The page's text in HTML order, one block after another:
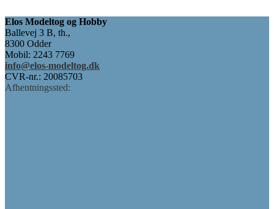
Elos Modeltog og Hobby
Ballevej 3 B, th.,
8300 Odder
Mobil: 2243 7769
info@elos-modeltog.dk
CVR-nr.: 20085703
Afhentningssted: